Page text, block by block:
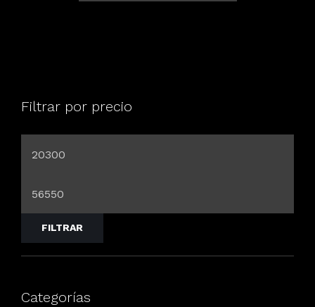
Filtrar por precio
FILTRAR
Categorías